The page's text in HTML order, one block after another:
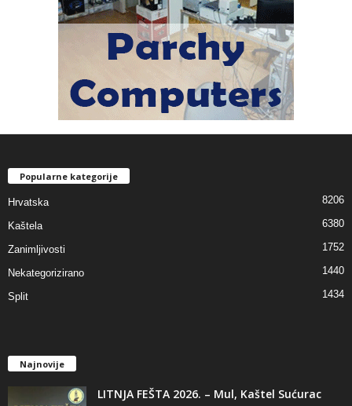
Popularne kategorije
Hrvatska 8206
Kaštela 6380
Zanimljivosti 1752
Nekategorizirano 1440
Split 1434
Najnovije
LITNJA FEŠTA 2026. – Mul, Kaštel Sućurac